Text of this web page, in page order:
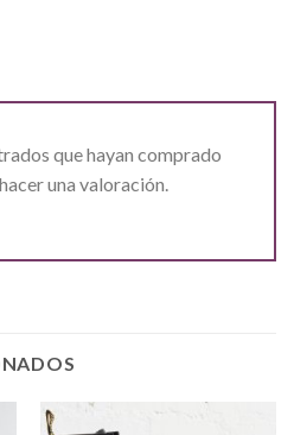
que hayan comprado
una valoración.